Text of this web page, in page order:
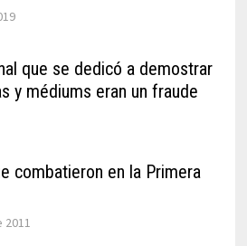
que se dedicó a demostrar
y médiums eran un fraude
combatieron en la Primera
2011